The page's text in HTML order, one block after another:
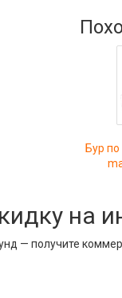
Бур
на
— получите